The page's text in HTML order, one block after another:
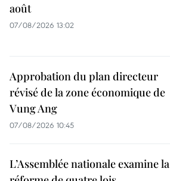
août
07/08/2026 13:02
Approbation du plan directeur
révisé de la zone économique de
Vung Ang
07/08/2026 10:45
L’Assemblée nationale examine la